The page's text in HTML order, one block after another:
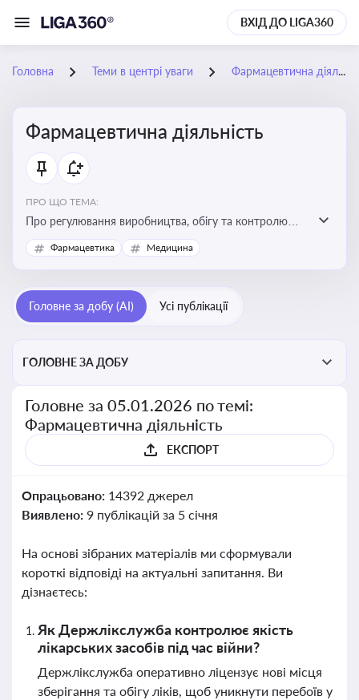
ВХІД ДО LIGA360
Головна Теми в центрі уваги Фармацевтична діяльність
Фармацевтична діяльність
ПРО ЩО ТЕМА:
Про регулювання виробництва, обігу та контролю
лікарських засобів для легальної роботи компаній та
аптек, з дотриманням стандартів якості та безпеки
Фармацевтика Медицина
Головне за добу (AI) Усі публікації
ГОЛОВНЕ ЗА ДОБУ
Головне за 05.01.2026 по темі:
Фармацевтична діяльність
ЕКСПОРТ
Опрацьовано: 14392 джерел
Виявлено: 9 публікацій за 5 січня
На основі зібраних матеріалів ми сформували
короткі відповіді на актуальні запитання. Ви
дізнаєтесь:
Як Держлікслужба контролює якість
лікарських засобів під час війни?
Держлікслужба оперативно ліцензує нові місця
зберігання та обігу ліків, щоб уникнути перебоїв у